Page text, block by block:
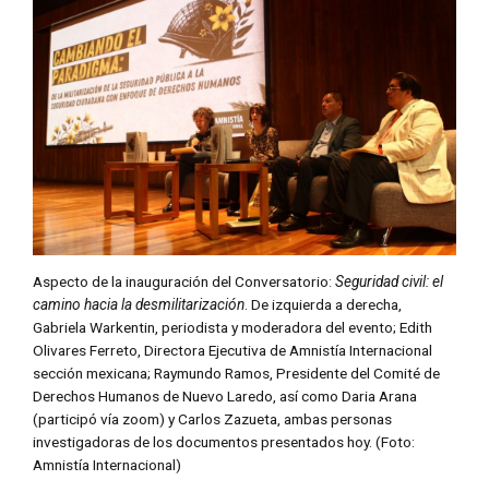
Aspecto de la inauguración del Conversatorio: Seguridad civil: el
camino hacia la desmilitarización . De izquierda a derecha,
Gabriela Warkentin, periodista y moderadora del evento; Edith
Olivares Ferreto, Directora Ejecutiva de Amnistía Internacional
sección mexicana; Raymundo Ramos, Presidente del Comité de
Derechos Humanos de Nuevo Laredo, así como Daria Arana
(participó vía zoom) y Carlos Zazueta, ambas personas
investigadoras de los documentos presentados hoy. (Foto:
Amnistía Internacional)